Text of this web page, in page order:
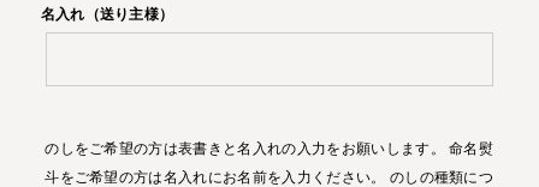
名入れ（送り主様）
のしをご希望の方は表書きと名入れの入力をお願いします。 命名熨
斗をご希望の方は名入れにお名前を入力ください。 のしの種類につ